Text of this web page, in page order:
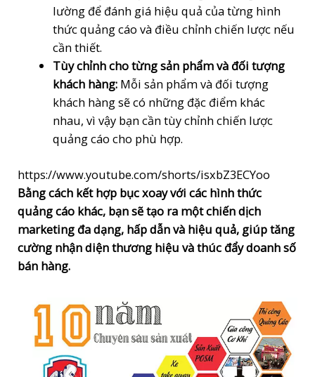
lường để đánh giá hiệu quả của từng hình
thức quảng cáo và điều chỉnh chiến lược nếu
cần thiết.
Tùy chỉnh cho từng sản phẩm và đối tượng
khách hàng:Mỗi sản phẩm và đối tượng
khách hàng sẽ có những đặc điểm khác
nhau, vì vậy bạn cần tùy chỉnh chiến lược
quảng cáo cho phù hợp.
https://www.youtube.com/shorts/isxbZ3ECYoo
Bằng cách kết hợp bục xoay với các hình thức
quảng cáo khác, bạn sẽ tạo ra một chiến dịch
marketing đa dạng, hấp dẫn và hiệu quả, giúp tăng
cường nhận diện thương hiệu và thúc đẩy doanh số
bán hàng.